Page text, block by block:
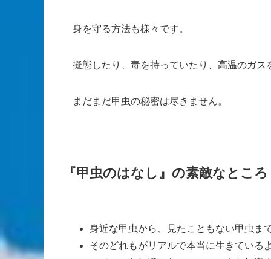
身を守る方法も様々です。
擬態したり、毒を持っていたり、高温のガス
まだまだ甲虫の秘密は尽きません。
『甲虫のはなし』の素敵なところ
身近な甲虫から、見たこともない甲虫ま
そのどれもがリアルで本当に生きている